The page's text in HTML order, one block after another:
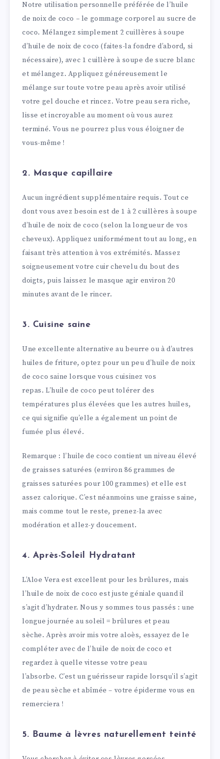
Notre utilisation personnelle préférée de l’huile
de noix de coco – le gommage corporel au sucre de
coco. Mélangez simplement 2 cuillères à soupe
d’huile de noix de coco (faites-la fondre d’abord, si
nécessaire), avec 1 cuillère à soupe de sucre blanc
et mélangez. Appliquez généreusement le
mélange sur toute votre peau après avoir utilisé
votre gel douche et rincez. Votre peau sera riche,
lisse et incroyable au moment où vous aurez
terminé. Vous ne pourrez plus vous éloigner de
vous-même !
2. Masque capillaire
Aucun ingrédient supplémentaire requis. Tout ce
dont vous avez besoin est de 1 à 2 cuillères à soupe
d’huile de noix de coco (selon la longueur de vos
cheveux). Appliquez uniformément tout au long, en
faisant très attention à vos extrémités. Massez
soigneusement votre cuir chevelu du bout des
doigts, puis laissez le masque agir environ 20
minutes avant de le rincer.
3. Cuisine saine
Une excellente alternative au beurre ou à d’autres
huiles de friture, optez pour un peu d’huile de noix
de coco saine lorsque vous cuisinez vos
repas. L’huile de coco peut tolérer des
températures plus élevées que les autres huiles,
ce qui signifie qu’elle a également un point de
fumée plus élevé.
Remarque : l’huile de coco contient un niveau élevé
de graisses saturées (environ 86 grammes de
graisses saturées pour 100 grammes) et elle est
assez calorique. C’est néanmoins une graisse saine,
mais comme tout le reste, prenez-la avec
modération et allez-y doucement.
4. Après-Soleil Hydratant
L’Aloe Vera est excellent pour les brûlures, mais
l’huile de noix de coco est juste géniale quand il
s’agit d’hydrater. Nous y sommes tous passés : une
longue journée au soleil = brûlures et peau
sèche. Après avoir mis votre aloès, essayez de le
compléter avec de l’huile de noix de coco et
regardez à quelle vitesse votre peau
l’absorbe. C’est un guérisseur rapide lorsqu’il s’agit
de peau sèche et abîmée – votre épiderme vous en
remerciera !
5. Baume à lèvres naturellement teinté